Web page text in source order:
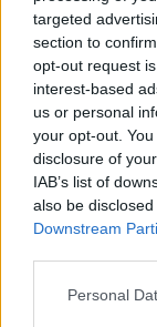
targeted
section to
opt-out request
interest-based
us or personal
your opt-out.
disclosure of
IAB’s list of
also be
Downstream
Personal
Del 19 al 22
Semana de
Del 25 al 31
Semana
Hoy 10